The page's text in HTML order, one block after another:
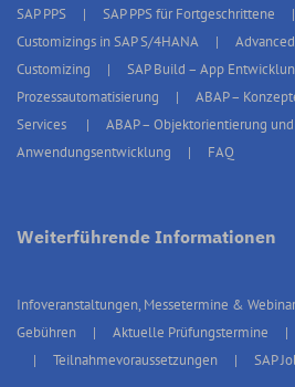
SAP PPS
SAP PPS für Fortgeschrittene
Customizings in SAP S/4HANA
Customizing
SAP Build – App
Prozessautomatisierung
ABAP –
Services
ABAP – Objektorientierung
Anwendungsentwicklung
FAQ
Weiterführende Informationen
Infoveranstaltungen, Messetermine &
Gebühren
Aktuelle Prüfungstermine
Teilnahmevoraussetzungen
SAP